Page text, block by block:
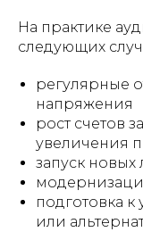
На практике
следующих
регулярные
напряжения
рост счетов
увеличения
запуск
подготовка
или